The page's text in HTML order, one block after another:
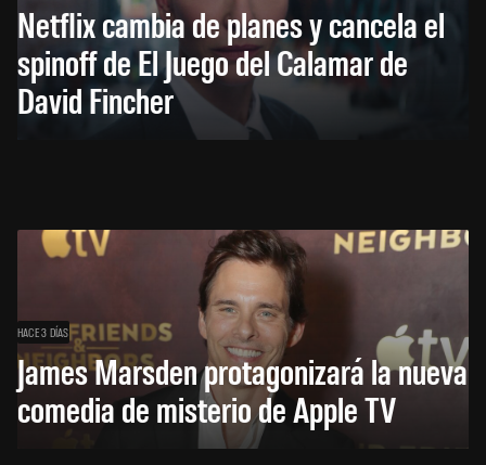
Netflix cambia de planes y cancela el
spinoff de El Juego del Calamar de
David Fincher
HACE 3 DÍAS
James Marsden protagonizará la nueva
comedia de misterio de Apple TV